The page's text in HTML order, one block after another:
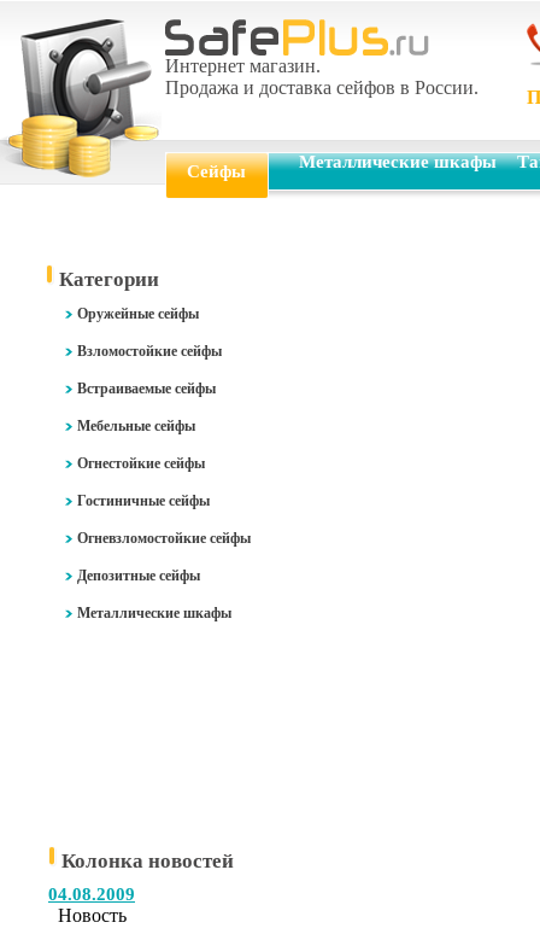
Интернет магазин.
Продажа и доставка сейфов в России.
Сейфы Металлические шкафы
Категории
Оружейные сейфы
Взломостойкие сейфы
Встраиваемые сейфы
Мебельные сейфы
Огнестойкие сейфы
Гостиничные сейфы
Огневзломостойкие сейфы
Депозитные сейфы
Металлические шкафы
Колонка новостей
04.08.2009
Новость